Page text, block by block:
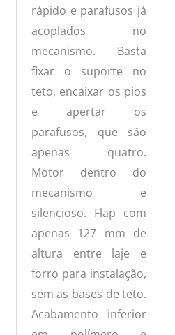
rápido e parafusos já
acoplados no
mecanismo. Basta
fixar o suporte no
teto, encaixar os pios
e apertar os
parafusos, que são
apenas quatro.
Motor dentro do
mecanismo e
silencioso. Flap com
apenas 127 mm de
altura entre laje e
forro para instalação,
sem as bases de teto.
Acabamento inferior